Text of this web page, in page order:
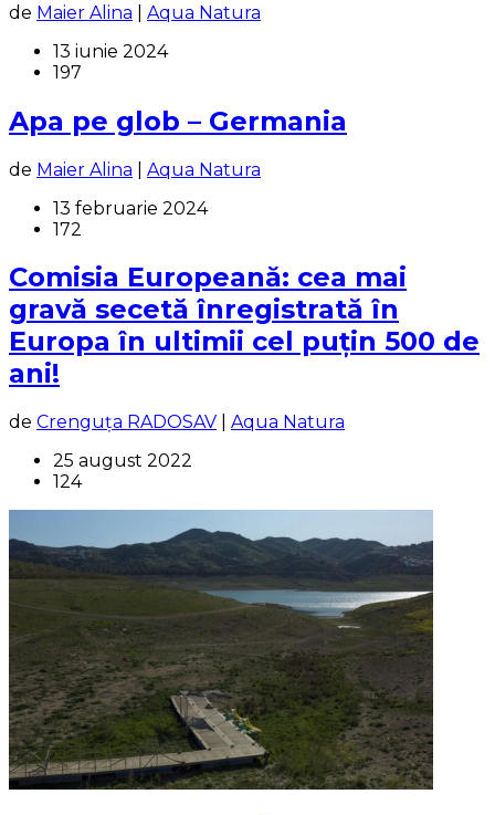
de Maier Alina
Aqua Natura
13 iunie 2024
197
Apa pe glob – Germania
de Maier Alina
Aqua Natura
13 februarie 2024
172
Comisia Europeană: cea mai
gravă secetă înregistrată în
Europa în ultimii cel puţin 500 de
ani!
de Crenguța RADOSAV
Aqua Natura
25 august 2022
124